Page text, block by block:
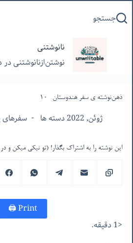
به
جستجو
نانوشتنی
نوشتن‌از‌نانوشتنی‌
ذهن‌نوشته ‌ی سفر هندوستان -١٠
ژوئن, 2022 دسته ها سفرهای
این نوشته را به اشتراک بگذار! (تو نیکی میکن و در
Print 🖨
<1 دقیقه.